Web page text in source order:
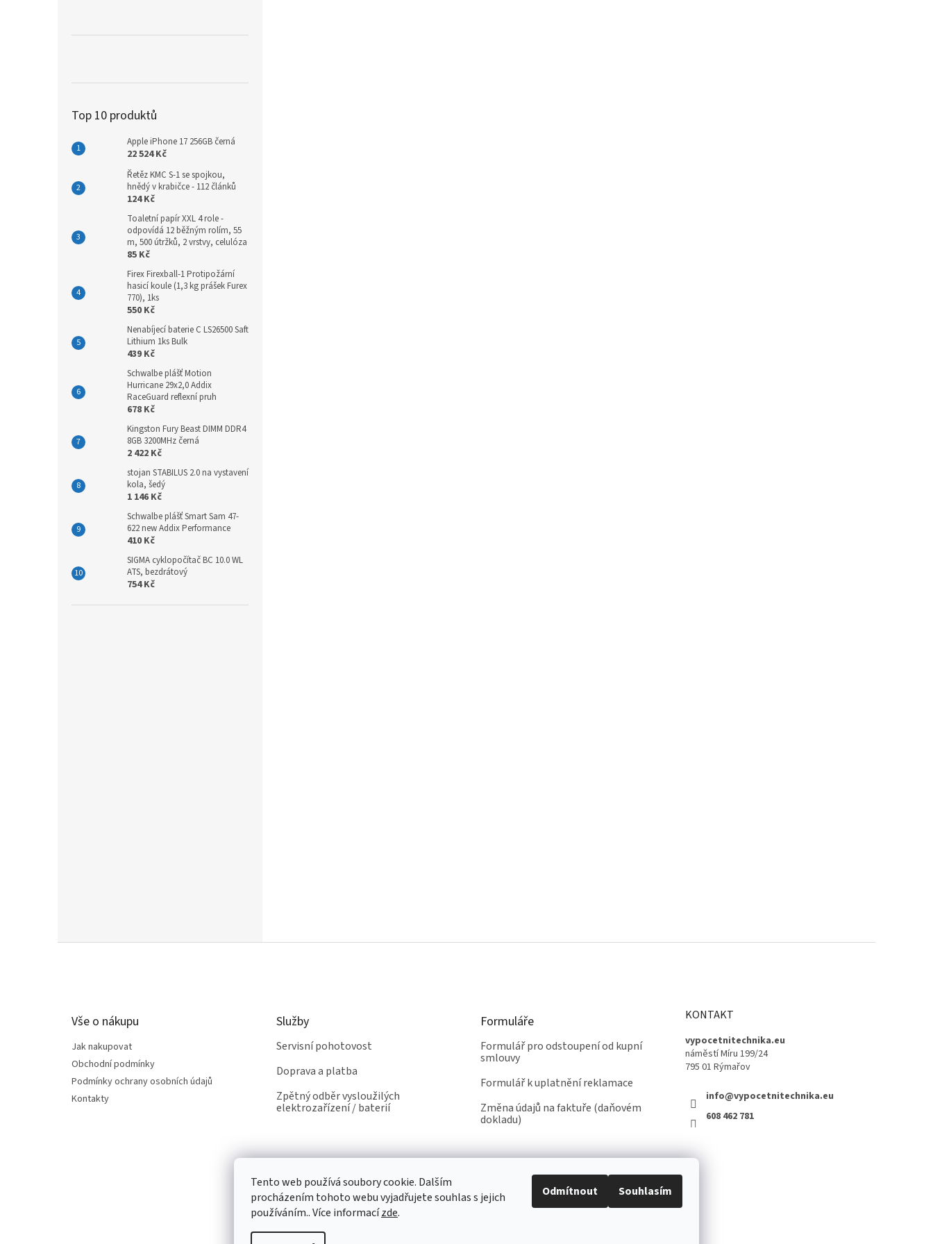
Tento web používá soubory cookie. Dalším
procházením tohoto webu vyjadřujete souhlas s jejich
používáním.. Více informacízde.
Odmítnout Souhlasím
Top 10 produktů
Apple iPhone 17 256GB černá
22 524 Kč
Řetěz KMC S-1 se spojkou,
hnědý v krabičce - 112 článků
124 Kč
Toaletní papír XXL 4 role -
odpovídá 12 běžným rolím, 55
m, 500 útržků, 2 vrstvy, celulóza
85 Kč
Firex Firexball-1 Protipožární
hasicí koule (1,3 kg prášek Furex
770), 1ks
550 Kč
Nenabíjecí baterie C LS26500 Saft
Lithium 1ks Bulk
439 Kč
Schwalbe plášť Motion
Hurricane 29x2,0 Addix
RaceGuard reflexní pruh
678 Kč
Kingston Fury Beast DIMM DDR4
8GB 3200MHz černá
2 422 Kč
stojan STABILUS 2.0 na vystavení
kola, šedý
1 146 Kč
Schwalbe plášť Smart Sam 47-
622 new Addix Performance
410 Kč
SIGMA cyklopočítač BC 10.0 WL
ATS, bezdrátový
754 Kč
Vše o nákupu
Jak nakupovat
Obchodní podmínky
Podmínky ochrany osobních údajů
Kontakty
Služby
Servisní pohotovost
Doprava a platba
Zpětný odběr vysloužilých
elektrozařízení / baterií
Formuláře
Formulář pro odstoupení od kupní
smlouvy
Formulář k uplatnění reklamace
Změna údajů na faktuře (daňovém
dokladu)
KONTAKT
vypocetnitechnika.eu
náměstí Míru 199/24
795 01 Rýmařov
info@vypocetnitechnika.eu
608 462 781